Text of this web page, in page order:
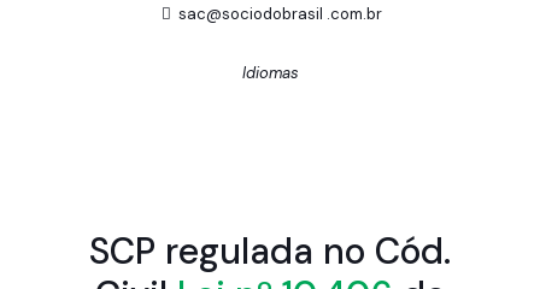
sac@sociodobrasil .com.br
Idiomas
SCP regulada no Cód.